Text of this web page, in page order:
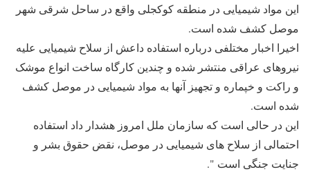
این مواد شیمیایی در منطقه کوکجلی واقع در ساحل شرقی شهر
موصل کشف شده است.
اخیرا اخبار مختلفی درباره استفاده داعش از سلاح شیمیایی علیه
نیروهای عراقی منتشر شده و چندین کارگاه ساخت انواع موشک
و راکت و خپماره و تجهیز آنها به مواد شیمیایی در موصل کشف
شده است.
این در حالی است که سازمان ملل امروز هشدار داد استفاده
احتمالی از سلاح های شیمیایی در موصل، نقض حقوق بشر و
جنایت جنگی است ".